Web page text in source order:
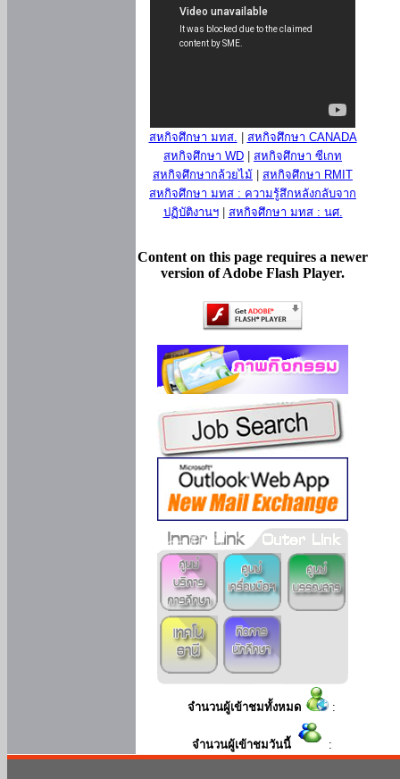
สหกิจศึกษา มทส.
สหกิจศึกษา CANADA
สหกิจศึกษา WD
สหกิจศึกษา ซีเกท
สหกิจศึกษากล้วยไม้
สหกิจศึกษา RMIT
สหกิจศึกษา มทส : ความรู้สึกหลังกลับจาก
ปฏิบัติงานฯ| สหกิจศึกษา มทส : นศ.
Content on this page requires a newer
version of Adobe Flash Player.
จำนวนผู้เข้าชมทั้งหมด :
จำนวนผู้เข้าชมวันนี้ :